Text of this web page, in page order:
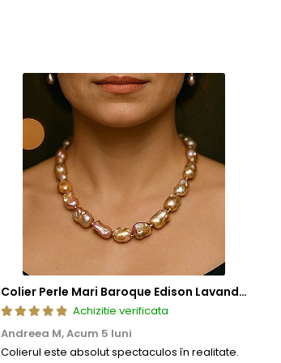
Colier Perle Mari Baroque Edison Lavandă, Calitatea AAA, Aur 14K | KASKADDA®
Achizitie verificata
Andreea M,Acum 5 luni
Colierul este absolut spectaculos în realitate.